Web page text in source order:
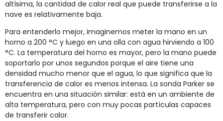
altísima, la cantidad de calor real que puede transferirse a la
nave es relativamente baja.
Para entenderlo mejor, imaginemos meter la mano en un
horno a 200 °C y luego en una olla con agua hirviendo a 100
°C. La temperatura del horno es mayor, pero la mano puede
soportarlo por unos segundos porque el aire tiene una
densidad mucho menor que el agua, lo que significa que la
transferencia de calor es menos intensa. La sonda Parker se
encuentra en una situación similar: está en un ambiente de
alta temperatura, pero con muy pocas partículas capaces
de transferir calor.